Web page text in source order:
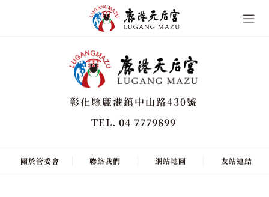
彰化縣鹿港鎮中山路430號
TEL. 04 7779899
關於管委會 聯絡我們 網站地圖 友站連結